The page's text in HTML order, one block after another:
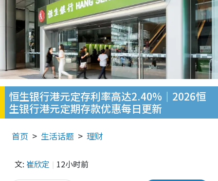
恒生银行港元定存利率高达2.40%｜2026恒
生银行港元定期存款优惠每日更新
首页 生活话题 理财
文: 崔欣定 12小时前